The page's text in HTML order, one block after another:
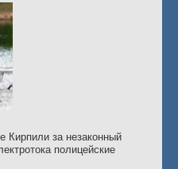
Кирпили за незаконный
полицейские